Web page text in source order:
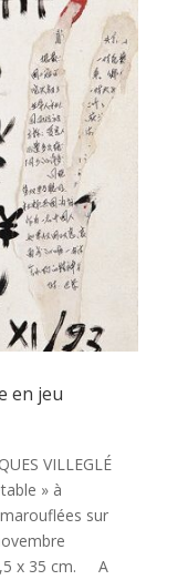
en jeu
VILLEGLÉ
» à
sur
x 35 cm. A